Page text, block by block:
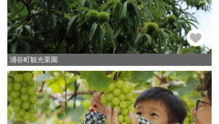
涌谷町観光栗園